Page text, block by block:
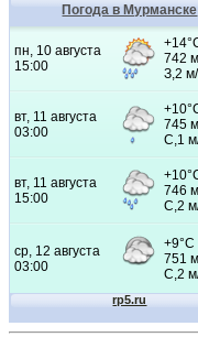
Погода в Мурманске